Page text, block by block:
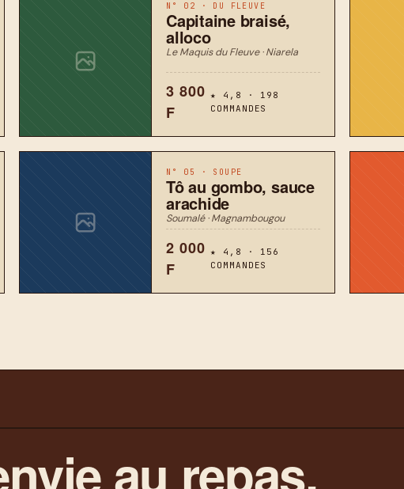
N° 02 · DU FLEUVE
Capitaine braisé,
alloco
Le Maquis du Fleuve · Niarela
3 800
F
★ 4,8 · 198
COMMANDES
N° 05 · SOUPE
Tô au gombo, sauce
arachide
Soumalé · Magnambougou
2 000
F
★ 4,8 · 156
COMMANDES
au repas,